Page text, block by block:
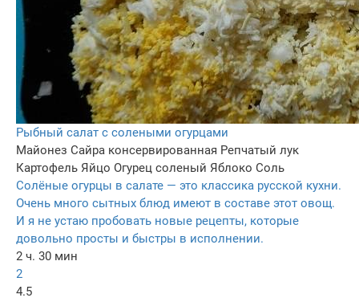
Рыбный салат с солеными огурцами
Майонез Сайра консервированная Репчатый лук
Картофель Яйцо Огурец соленый Яблоко Соль
Солёные огурцы в салате — это классика русской кухни.
Очень много сытных блюд имеют в составе этот овощ.
И я не устаю пробовать новые рецепты, которые
довольно просты и быстры в исполнении.
2 ч. 30 мин
2
4.5